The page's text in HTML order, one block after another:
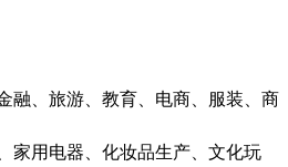
融、旅游、教育、电商、服装、商
家用电器、化妆品生产、文化玩